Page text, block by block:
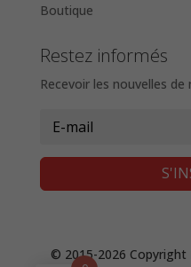
Boutique
Restez informés
Recevoir les nouvelles
© 2015-2026 Copyright